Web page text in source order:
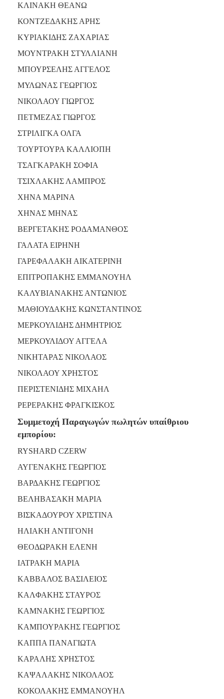
ΠΟΛΙΤΙΣΜΟΣ
ΑΝΘΕΚΤΙΚΗ
ΠΟΛΗ
ΚΛΙΝΑΚΗ ΘΕΑΝΩ
ΚΟΝΤΖΕΔΑΚΗΣ ΑΡΗΣ
ΚΥΡΙΑΚΙΔΗΣ ΖΑΧΑΡΙΑΣ
ΜΟΥΝΤΡΑΚΗ ΣΤΥΛΛΙΑΝΗ
ΜΠΟΥΡΣΕΛΗΣ ΑΓΓΕΛΟΣ
ΜΥΛΩΝΑΣ ΓΕΩΡΓΙΟΣ
ΝΙΚΟΛΑΟΥ ΓΙΩΡΓΟΣ
ΠΕΤΜΕΖΑΣ ΓΙΩΡΓΟΣ
ΣΤΡΙΛΙΓΚΑ ΟΛΓΑ
ΤΟΥΡΤΟΥΡΑ ΚΑΛΛΙΟΠΗ
ΤΣΑΓΚΑΡΑΚΗ ΣΟΦΙΑ
ΤΣΙΧΛΑΚΗΣ ΛΑΜΠΡΟΣ
ΧΗΝΑ ΜΑΡΙΝΑ
ΧΗΝΑΣ ΜΗΝΑΣ
ΒΕΡΓΕΤΑΚΗΣ ΡΟΔΑΜΑΝΘΟΣ
ΓΑΛΑΤΑ ΕΙΡΗΝΗ
ΓΑΡΕΦΑΛΑΚΗ ΑΙΚΑΤΕΡΙΝΗ
ΕΠΙΤΡΟΠΑΚΗΣ ΕΜΜΑΝΟΥΗΛ
ΚΑΛΥΒΙΑΝΑΚΗΣ ΑΝΤΩΝΙΟΣ
ΜΑΘΙΟΥΔΑΚΗΣ ΚΩΝΣΤΑΝΤΙΝΟΣ
ΜΕΡΚΟΥΛΙΔΗΣ ΔΗΜΗΤΡΙΟΣ
ΜΕΡΚΟΥΛΙΔΟΥ ΑΓΓΕΛΑ
ΝΙΚΗΤΑΡΑΣ ΝΙΚΟΛΑΟΣ
ΝΙΚΟΛΑΟΥ ΧΡΗΣΤΟΣ
ΠΕΡΙΣΤΕΝΙΔΗΣ ΜΙΧΑΗΛ
ΡΕΡΕΡΑΚΗΣ ΦΡΑΓΚΙΣΚΟΣ
Συμμετοχή Παραγωγών πωλητών υπαίθριου
εμπορίου:
RYSHARD CZERW
ΑΥΓΕΝΑΚΗΣ ΓΕΩΡΓΙΟΣ
ΒΑΡΔΑΚΗΣ ΓΕΩΡΓΙΟΣ
ΒΕΛΗΒΑΣΑΚΗ ΜΑΡΙΑ
ΒΙΣΚΑΔΟΥΡΟΥ ΧΡΙΣΤΙΝΑ
ΗΛΙΑΚΗ ΑΝΤΙΓΟΝΗ
ΘΕΟΔΩΡΑΚΗ ΕΛΕΝΗ
ΙΑΤΡΑΚΗ ΜΑΡΙΑ
ΚΑΒΒΑΛΟΣ ΒΑΣΙΛΕΙΟΣ
ΚΑΛΦΑΚΗΣ ΣΤΑΥΡΟΣ
ΚΑΜΝΑΚΗΣ ΓΕΩΡΓΙΟΣ
ΚΑΜΠΟΥΡΑΚΗΣ ΓΕΩΡΓΙΟΣ
ΚΑΠΠΑ ΠΑΝΑΓΙΩΤΑ
ΚΑΡΑΛΗΣ ΧΡΗΣΤΟΣ
ΚΑΨΑΛΑΚΗΣ ΝΙΚΟΛΑΟΣ
ΚΟΚΟΛΑΚΗΣ ΕΜΜΑΝΟΥΗΛ